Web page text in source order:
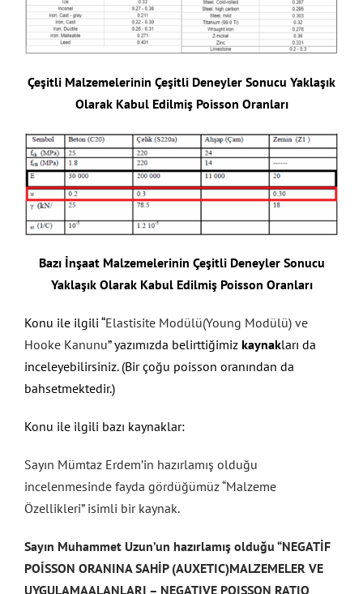
Çeşitli Malzemelerinin Çeşitli Deneyler Sonucu Yaklaşık
Olarak Kabul Edilmiş Poisson Oranları
Bazı İnşaat Malzemelerinin Çeşitli Deneyler Sonucu
Yaklaşık Olarak Kabul Edilmiş Poisson Oranları
Konu ile ilgili “Elastisite Modülü(Young Modülü) ve
Hooke Kanunu” yazımızda belirttiğimiz kaynakları da
inceleyebilirsiniz. (Bir çoğu poisson oranından da
bahsetmektedir.)
Konu ile ilgili bazı kaynaklar:
Sayın Mümtaz Erdem’in hazırlamış olduğu
incelenmesinde fayda gördüğümüz “Malzeme
Özellikleri” isimli bir kaynak.
Sayın Muhammet Uzun’un hazırlamış olduğu “NEGATİF
POİSSON ORANINA SAHİP (AUXETIC)MALZEMELER VE
UYGULAMAALANLARI – NEGATIVE POISSON RATIO